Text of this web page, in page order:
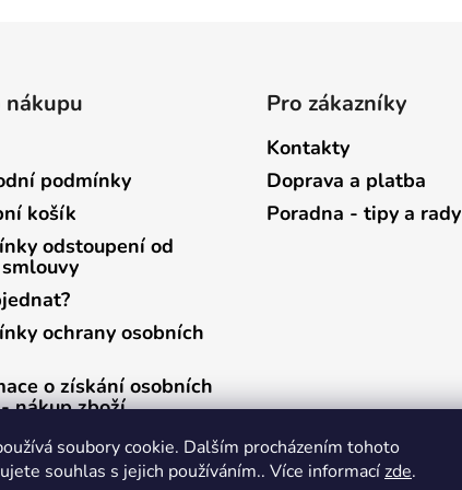
soubory cookie. Dalším procházením tohoto
souhlas s jejich používáním.. Více informacízde.
nákupu
podmínky
košík
odstoupení od
ochrany osobních
o získání osobních
nákup zboží
o získání osobních
zasílání newsletterů
Pro zákazníky
Kontakty
Doprava a platba
Poradna - tipy a rady